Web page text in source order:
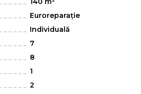
Euroreparație
Individuală
7
8
1
2